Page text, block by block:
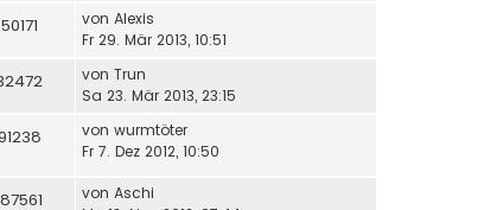
50171 von Alexis
Fr 29. Mär 2013, 10:51
von Trun
Sa 23. Mär 2013, 23:15
von wurmtöter
Fr 7. Dez 2012, 10:50
von Aschi